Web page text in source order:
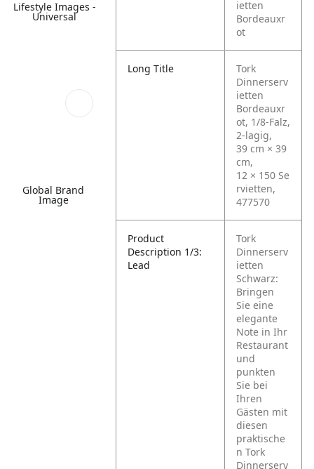
Lifestyle Images -
Universal
Global Brand
Image
ietten
Bordeauxr
ot
Long Title
Tork
Dinnerserv
ietten
Bordeauxr
ot, 1/8‑Falz,
2‑lagig,
39 cm × 39
cm,
12 × 150 Se
rvietten,
477570
Product
Description 1/3:
Lead
Tork
Dinnerserv
ietten
Schwarz:
Bringen
Sie eine
elegante
Note in Ihr
Restaurant
und
punkten
Sie bei
Ihren
Gästen mit
diesen
praktische
n Tork
Dinnerserv